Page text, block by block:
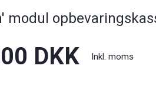
modul
DKK Inkl. moms